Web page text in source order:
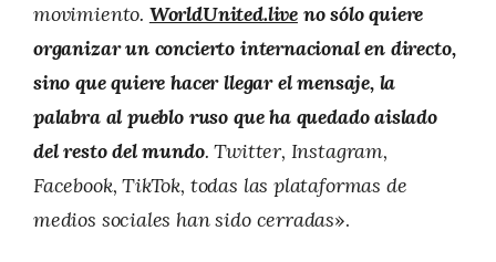
movimiento. WorldUnited.liveno sólo quiere
organizar un concierto internacional en directo,
sino que quiere hacer llegar el mensaje, la
palabra al pueblo ruso que ha quedado aislado
del resto del mundo. Twitter, Instagram,
Facebook, TikTok, todas las plataformas de
medios sociales han sido cerradas».